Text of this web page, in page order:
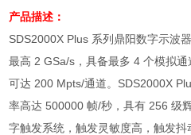
产品描述：
SDS2000X Plus 系列鼎阳数字示波
最高 2 GSa/s ，具备最多 4个模拟通
可达 200 Mpts/通道。 SDS2000X
率高达 500000帧/秒，具有 256级
字触发系统，触发灵敏度高，触发